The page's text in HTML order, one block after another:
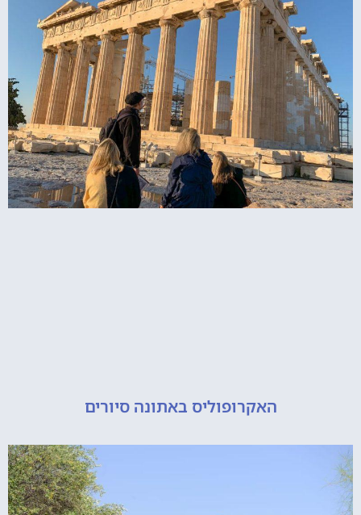
האקרופוליס באתונה סיורים